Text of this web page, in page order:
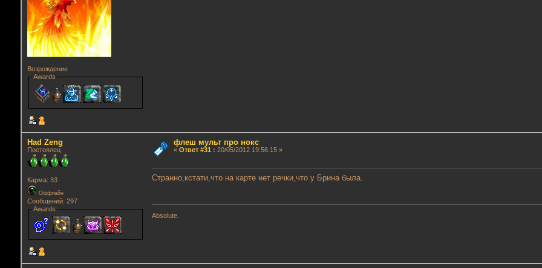
Возрождение
Awards
Had Zeng
Постоялец
Карма: 33
Оффлайн
Сообщений: 297
Awards
флеш мульт про нокс
« Ответ #31 : 20/05/2012 19:56:15 »
Странно,кстати,что на карте нет речки,что у Брина была.
Absolute.